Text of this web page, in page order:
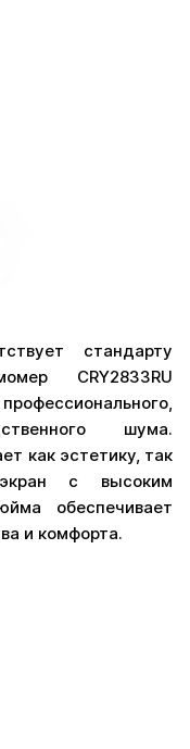
стандарту
CRY2833RU
шума.
как эстетику, так
с высоким
обеспечивает
и комфорта.